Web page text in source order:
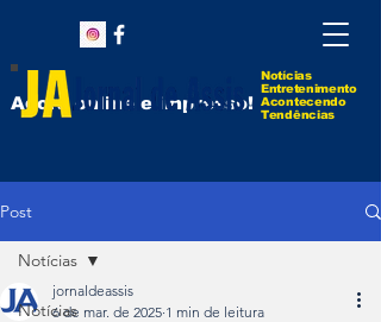
Notícias
Entretenimento
Acontecendo
Tendências
Agora online e impresso!
Post
Notícias
Notícias
jornaldeassis
6 de mar. de 2025 1 min de leitura